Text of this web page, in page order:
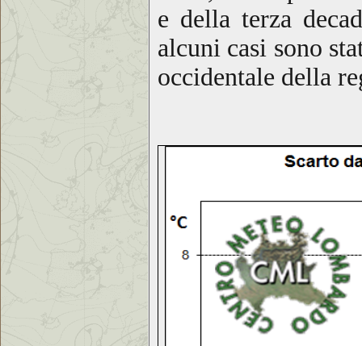
e della terza
alcuni casi sono
occidentale della